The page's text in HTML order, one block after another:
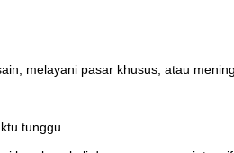
melayani pasar khusus, atau
tunggu.